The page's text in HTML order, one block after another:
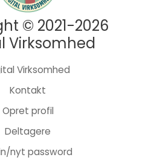
© 2021-2026
Virksomhed
Virksomhed
Kontakt
Opret profil
Deltagere
nyt password